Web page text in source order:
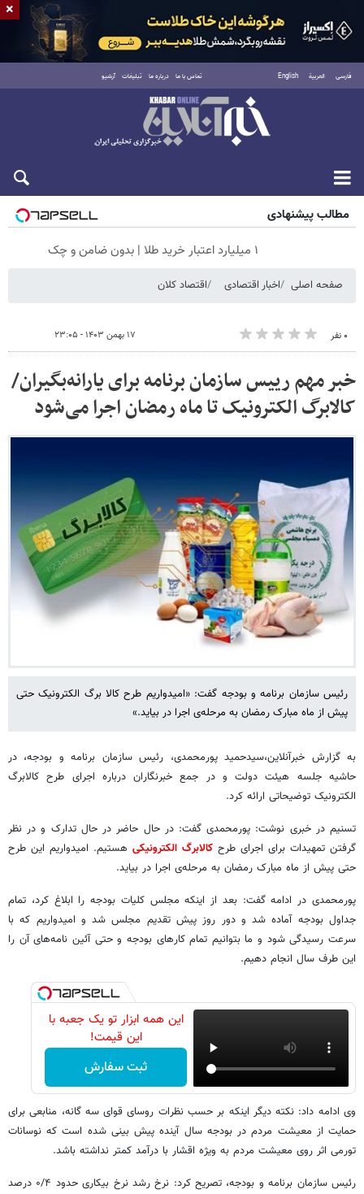
فارسی العربية English تماس با ما درباره ما تبلیغات آرشیو
شنبه ۱۷ مرداد ۱۴۰۵
مطالب پیشنهادی
۱ میلیارد اعتبار خرید طلا | بدون ضامن و چک
صفحه اصلی اخبار اقتصادی اقتصاد کلان
۰ نفر ۱۷ بهمن ۱۴۰۳ - ۲۳:۰۵
خبر مهم رییس سازمان برنامه برای یارانه‌بگیران/
کالابرگ الکترونیک تا ماه رمضان اجرا می‌شود
رئیس سازمان برنامه و بودجه گفت: «امیدواریم طرح کالا برگ الکترونیک حتی
پیش از ماه مبارک رمضان به مرحله‌ی اجرا در بیاید.»
به گزارش خبرآنلاین،سیدحمید پورمحمدی، رئیس سازمان برنامه و بودجه، در
حاشیه جلسه هیئت دولت و در جمع خبرنگاران درباره اجرای طرح کالابرگ
الکترونیک توضیحاتی ارائه کرد.
تسنیم در خبری نوشت: پورمحمدی گفت: در حال حاضر در حال تدارک و در نظر
گرفتن تمهیدات برای اجرای طرح کالابرگ الکترونیکی هستیم. امیدواریم این طرح
حتی پیش از ماه مبارک رمضان به مرحله‌ی اجرا در بیاید.
پورمحمدی در ادامه گفت: بعد از اینکه مجلس کلیات بودجه را ابلاغ کرد، تمام
جداول بودجه آماده شد و دور روز پیش تقدیم مجلس شد و امیدواریم که با
سرعت رسیدگی شود و ما بتوانیم تمام کارهای بودجه و حتی آئین نامه‌های آن را
این طرف سال انجام دهیم.
این همه ابزار تو یک جعبه با
این قیمت!
ثبت سفارش
وی ادامه داد: نکته دیگر اینکه بر حسب نظرات روسای قوای سه گانه، منابعی برای
حمایت از معیشت مردم در بودجه سال آینده پیش بینی شده است که نوسانات
تورمی اثر روی معیشت مردم به ویژه اقشار با درآمد کمتر نداشته باشد.
رئیس سازمان برنامه و بودجه، تصریح کرد: نرخ رشد نرخ بیکاری حدود ۰/۴ درصد
×